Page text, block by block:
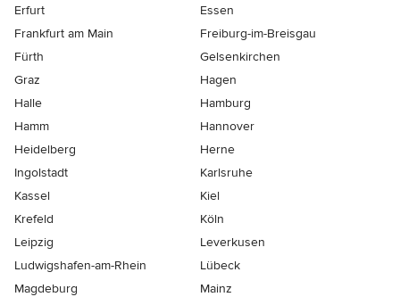
Erfurt
Essen
Frankfurt am Main
Freiburg-im-Breisgau
Fürth
Gelsenkirchen
Graz
Hagen
Halle
Hamburg
Hamm
Hannover
Heidelberg
Herne
Ingolstadt
Karlsruhe
Kassel
Kiel
Krefeld
Köln
Leipzig
Leverkusen
Ludwigshafen-am-Rhein
Lübeck
Magdeburg
Mainz